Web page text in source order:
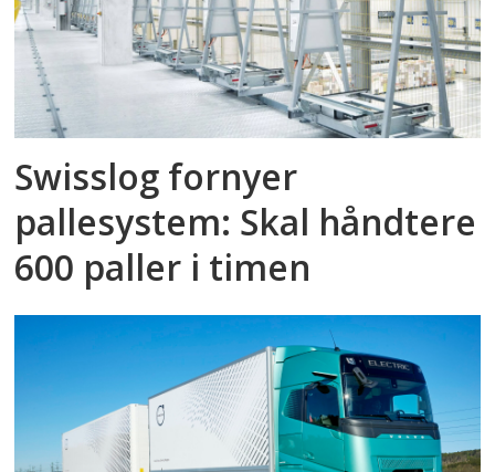
Swisslog fornyer
pallesystem: Skal håndtere
600 paller i timen